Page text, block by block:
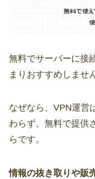
無料でサーバーに接
まりおすすめしませ
なぜなら、VPN運営
わらず、無料で提供
らです。
情報の抜き取りや販